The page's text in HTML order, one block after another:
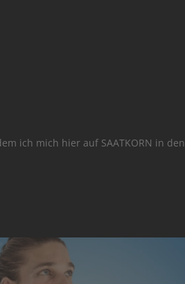
ich mich hier auf SAATKORN in den